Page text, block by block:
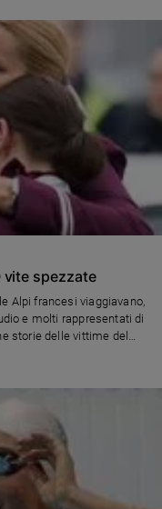
vite spezzate
Alpi francesi viaggiavano,
e molti rappresentati di
storie delle vittime del